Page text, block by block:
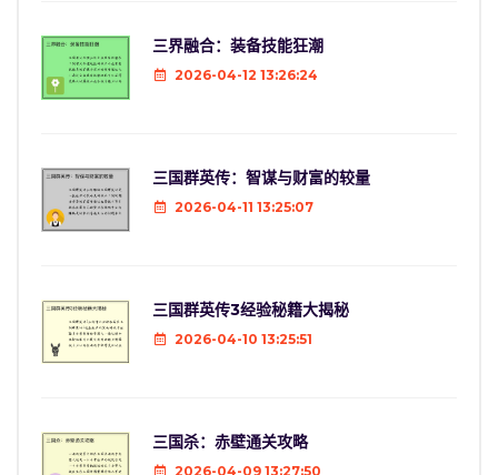
三界融合：装备技能狂潮
2026-04-12 13:26:24
三国群英传：智谋与财富的较量
2026-04-11 13:25:07
三国群英传3经验秘籍大揭秘
2026-04-10 13:25:51
三国杀：赤壁通关攻略
2026-04-09 13:27:50